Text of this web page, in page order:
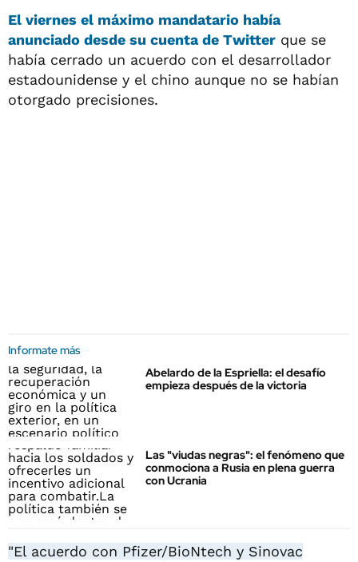
El viernes el máximo mandatario había
anunciado desde su cuenta de Twitter que se
había cerrado un acuerdo con el desarrollador
estadounidense y el chino aunque no se habían
otorgado precisiones.
Informate más
Abelardo de la Espriella: el desafío
empieza después de la victoria
Las "viudas negras": el fenómeno que
conmociona a Rusia en plena guerra
con Ucrania
"El acuerdo con Pfizer/BioNtech y Sinovac